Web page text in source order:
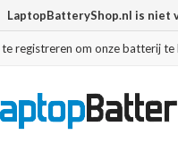
LaptopBatteryShop.nl is niet
registreren om onze batterij te